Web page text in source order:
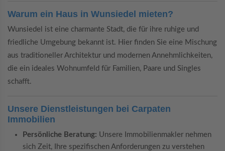
Warum ein Haus in Wunsiedel mieten?
Wunsiedel ist eine charmante Stadt, die für ihre ruhige und
friedliche Umgebung bekannt ist. Hier finden Sie eine Mischung
aus traditioneller Architektur und modernen Annehmlichkeiten,
die ein ideales Wohnumfeld für Familien, Paare und Singles
schafft.
Unsere Dienstleistungen bei Carpaten
Immobilien
Persönliche Beratung: Unsere Immobilienmakler nehmen
sich Zeit, Ihre spezifischen Anforderungen zu verstehen